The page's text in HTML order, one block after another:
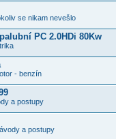
se nikam nevešlo
PC 2.0HDi 80Kw
- benzín
a postupy
a postupy